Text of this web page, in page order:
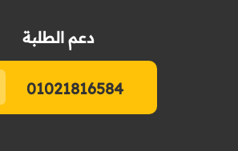
دعم الطلبة
01021816584